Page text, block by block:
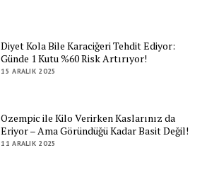
Diyet Kola Bile Karaciğeri Tehdit Ediyor:
Günde 1 Kutu %60 Risk Artırıyor!
15 ARALIK 2025
Ozempic ile Kilo Verirken Kaslarınız da
Eriyor – Ama Göründüğü Kadar Basit Değil!
11 ARALIK 2025